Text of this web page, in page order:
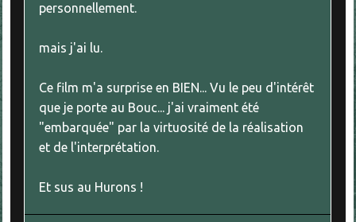
personnellement.
mais j'ai lu.
Ce film m'a surprise en BIEN... Vu le peu d'intérêt
que je porte au Bouc... j'ai vraiment été
"embarquée" par la virtuosité de la réalisation
et de l'interprétation.
Et sus au Hurons !